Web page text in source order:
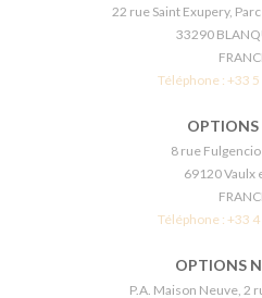
22 rue Saint Exupery,
33290
Téléphone : +33
OPTIONS
8 rue
69120 Vaulx
Téléphone : +33
OPTIONS
P.A. Maison Neuve, 2